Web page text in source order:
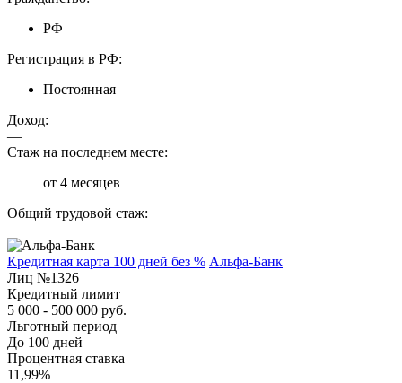
РФ
Регистрация в РФ:
Постоянная
Доход:
—
Стаж на последнем месте:
от 4 месяцев
Общий трудовой стаж:
—
Кредитная карта 100 дней без % Альфа-Банк
Лиц №1326
Кредитный лимит
5 000 - 500 000 руб.
Льготный период
До 100 дней
Процентная ставка
11,99%